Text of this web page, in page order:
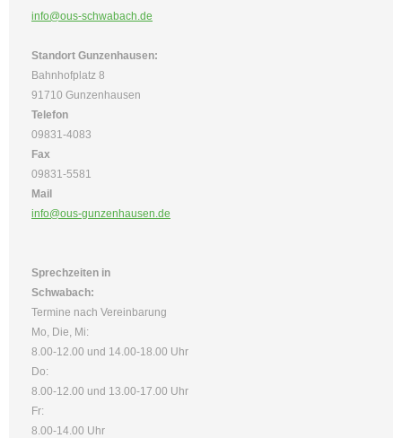
info@ous-schwabach.de
Standort Gunzenhausen:
Bahnhofplatz 8
91710 Gunzenhausen
Telefon
09831-4083
Fax
09831-5581
Mail
info@ous-gunzenhausen.de
Sprechzeiten in
Schwabach:
Termine nach Vereinbarung
Mo, Die, Mi:
8.00-12.00 und 14.00-18.00 Uhr
Do:
8.00-12.00 und 13.00-17.00 Uhr
Fr:
8.00-14.00 Uhr